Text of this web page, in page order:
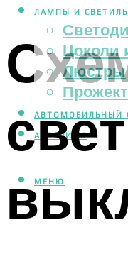
ЛАМПЫ И
Цоколи
Люстры
АВТОМОБИЛЬНЫЙ
АКВАРИУМ
МЕНЮ